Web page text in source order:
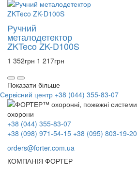
Ручний
металодетектор
ZKTeco ZK-D100S
1 352грн 1 217грн
Показати більше
Сервісний центр +38 (044) 355-83-07
+38 (044) 355-83-07
+38 (098) 971-54-15 +38 (095) 803-19-20
orders@forter.com.ua
КОМПАНІЯ ФОРТЕР